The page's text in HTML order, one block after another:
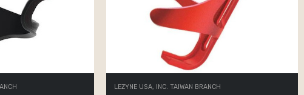
LEZYNE USA, INC. TAIWAN BRANCH